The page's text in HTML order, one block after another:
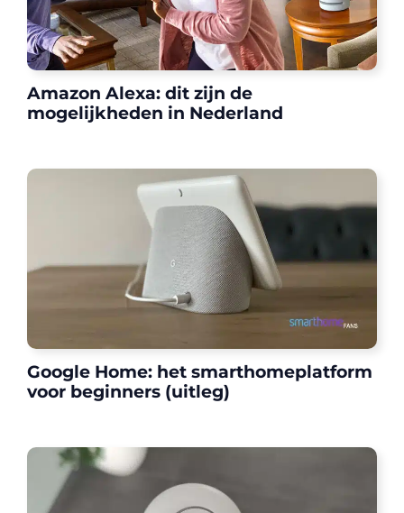
Amazon Alexa: dit zijn de
mogelijkheden in Nederland
Google Home: het smarthomeplatform
voor beginners (uitleg)